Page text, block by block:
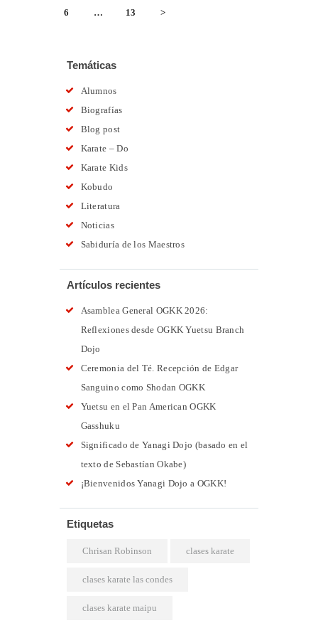
DEPAGE
6 … PAGE
13 >
Temáticas
Alumnos
Biografías
Blog post
Karate – Do
Karate Kids
Kobudo
Literatura
Noticias
Sabiduría de los Maestros
Artículos recientes
Asamblea General OGKK 2026:
Reflexiones desde OGKK Yuetsu Branch
Dojo
Ceremonia del Té. Recepción de Edgar
Sanguino como Shodan OGKK
Yuetsu en el Pan American OGKK
Gasshuku
Significado de Yanagi Dojo (basado en el
texto de Sebastían Okabe)
¡Bienvenidos Yanagi Dojo a OGKK!
Etiquetas
Chrisan Robinson clases karate
clases karate las condes
clases karate maipu